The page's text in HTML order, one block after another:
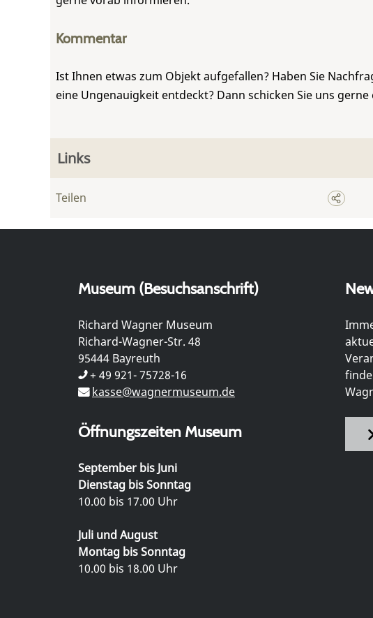
Kommentar
Ist Ihnen etwas zum Objekt aufgefallen? Haben Sie
eine Ungenauigkeit entdeckt? Dann schicken Sie uns gerne
Links
Teilen
Museum (Besuchsanschrift)
Richard Wagner Museum
Richard-Wagner-Str. 48
95444 Bayreuth
+ 49 921- 75728-16
kasse@wagnermuseum.de
Öffnungszeiten Museum
September bis Juni
Dienstag bis Sonntag
10.00 bis 17.00 Uhr
Juli und August
Montag bis Sonntag
10.00 bis 18.00 Uhr